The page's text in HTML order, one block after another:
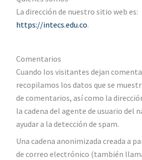
La dirección de nuestro sitio web es:
https://intecs.edu.co.
Comentarios
Cuando los visitantes dejan
recopilamos los datos que se
de comentarios, así como la
la cadena del agente de usuario del
ayudar a la detección de spam.
Una cadena anonimizada creada a
de correo electrónico (también